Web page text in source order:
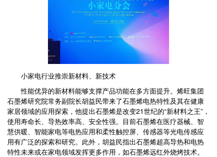
小家电行业推崇新材料、新技术
性能优异的新材料能够支撑产品功能在多方面提升。烯旺集团
石墨烯研究院常务副院长胡益民带来了石墨烯电热特性及其在健康
家居领域的应用探索，他提出石墨烯是改变21世纪的“新材料之王”，
使用寿命长、导热效率高、安全性强。目前石墨烯在医疗器械、智
慧供暖、智能家电等电热应用和柔性触控屏、传感器等光电传感应
用有广泛的探索和研究。此外，胡益民指出石墨烯超高导热和电热
特性未来或在家电领域发挥更多作用，如石墨烯远红外烧烤技术。